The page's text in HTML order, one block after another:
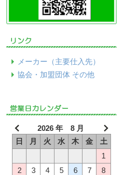
メーカー（主要仕入先）
協会・加盟団体 その他
2026 年 8 月
日
月 火 水 木 金
土
1
2
3 4 5 6 7
8